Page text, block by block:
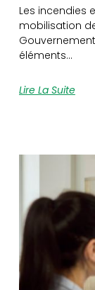
Les incendies
mobilisation
éléments…
Lire La Suite